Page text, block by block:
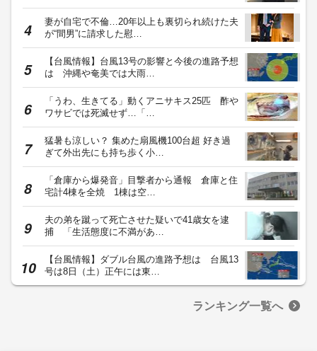
妻が自宅で不倫…20年以上も裏切られ続けた夫
が“間男”に請求した慰…
【台風情報】台風13号の影響と今後の進路予想
は 沖縄や奄美では大雨…
「うわ、生きてる」動くアニサキス25匹 酢や
ワサビでは死滅せず…「…
猛暑も涼しい？ 集めた扇風機100台超 好き過
ぎて外出先にも持ち歩く小…
「倉庫から爆発音」目撃者から通報 倉庫と住
宅計4棟を全焼 1棟は空…
夫の弟を蹴って死亡させた疑いで41歳女を逮
捕 「生活態度に不満があ…
【台風情報】ダブル台風の進路予想は 台風13
号は8日（土）正午には東…
ランキング一覧へ